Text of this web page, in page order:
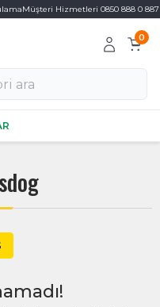
Müşteri Hizmetleri 0850 888 0 887
0